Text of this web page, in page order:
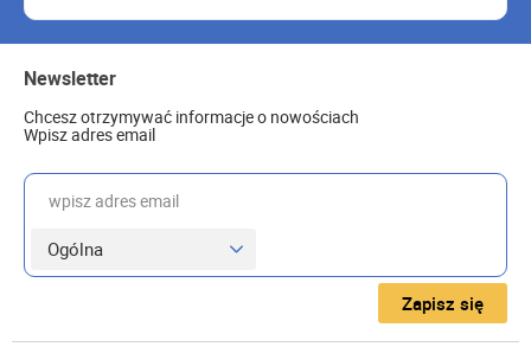
Newsletter
Chcesz otrzymywać informacje o nowościach
Wpisz adres email
wpisz adres email
Zapisz się